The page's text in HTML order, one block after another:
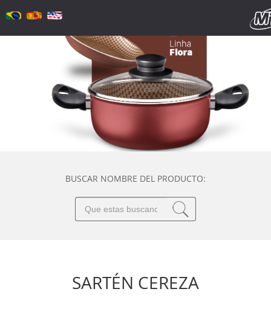
BUSCAR NOMBRE DEL PRODUCTO:
SARTÉN CEREZA